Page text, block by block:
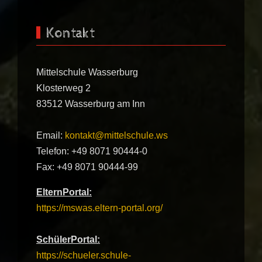
Kontakt
Mittelschule Wasserburg
Klosterweg 2
83512 Wasserburg am Inn
Email: kontakt@mittelschule.ws
Telefon: +49 8071 90444-0
Fax: +49 8071 90444-99
ElternPortal:
https://mswas.eltern-portal.org/
SchülerPortal:
https://schueler.schule-